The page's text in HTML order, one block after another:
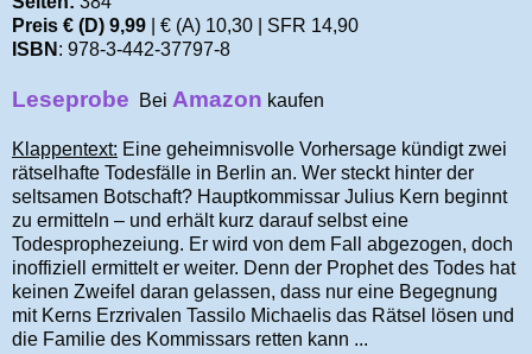
Preis € (D) 9,99 | € (A) 10,30 | SFR 14,90
ISBN : 978-3-442-37797-8
Leseprobe Bei Amazon kaufen
Klappentext: Eine geheimnisvolle Vorhersage kündigt zwei
rätselhafte Todesfälle in Berlin an. Wer steckt hinter der
seltsamen Botschaft? Hauptkommissar Julius Kern beginnt
zu ermitteln – und erhält kurz darauf selbst eine
Todesprophezeiung. Er wird von dem Fall abgezogen, doch
inoffiziell ermittelt er weiter. Denn der Prophet des Todes hat
keinen Zweifel daran gelassen, dass nur eine Begegnung
mit Kerns Erzrivalen Tassilo Michaelis das Rätsel lösen und
die Familie des Kommissars retten kann ...